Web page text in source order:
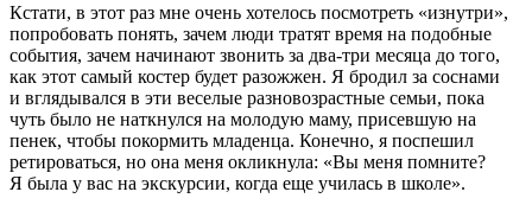
Кстати, в этот раз мне очень хотелось посмотреть «изнутри»,
попробовать понять, зачем люди тратят время на подобные
события, зачем начинают звонить за два-три месяца до того,
как этот самый костер будет разожжен. Я бродил за соснами
и вглядывался в эти веселые разновозрастные семьи, пока
чуть было не наткнулся на молодую маму, присевшую на
пенек, чтобы покормить младенца. Конечно, я поспешил
ретироваться, но она меня окликнула: «Вы меня помните?
Я была у вас на экскурсии, когда еще училась в школе».